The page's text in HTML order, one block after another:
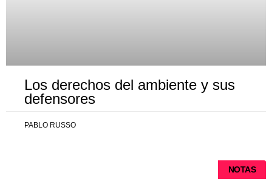
Los derechos del ambiente y sus
defensores
PABLO RUSSO
NOTAS